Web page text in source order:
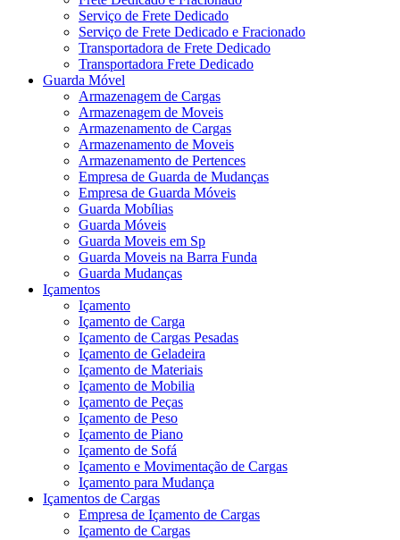
Serviço de Frete Dedicado
Serviço de Frete Dedicado e Fracionado
Transportadora de Frete Dedicado
Transportadora Frete Dedicado
Guarda Móvel
Armazenagem de Cargas
Armazenagem de Moveis
Armazenamento de Cargas
Armazenamento de Moveis
Armazenamento de Pertences
Empresa de Guarda de Mudanças
Empresa de Guarda Móveis
Guarda Mobílias
Guarda Móveis
Guarda Moveis em Sp
Guarda Moveis na Barra Funda
Guarda Mudanças
Içamentos
Içamento
Içamento de Carga
Içamento de Cargas Pesadas
Içamento de Geladeira
Içamento de Materiais
Içamento de Mobilia
Içamento de Peças
Içamento de Peso
Içamento de Piano
Içamento de Sofá
Içamento e Movimentação de Cargas
Içamento para Mudança
Içamentos de Cargas
Empresa de Içamento de Cargas
Içamento de Cargas